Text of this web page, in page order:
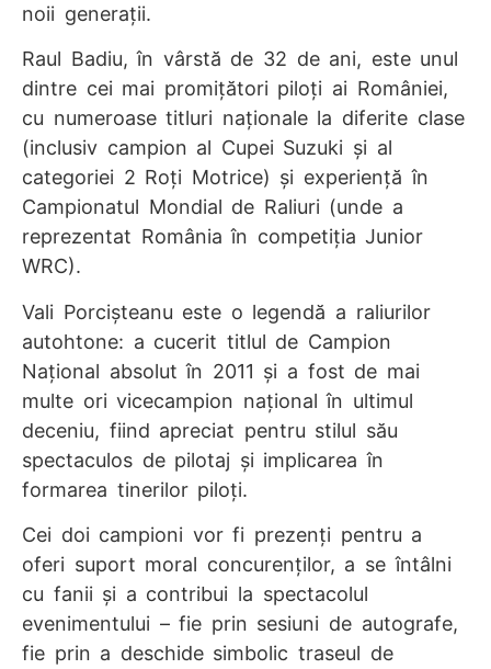
noii generații.
Raul Badiu, în vârstă de 32 de ani, este unul
dintre cei mai promițători piloți ai României,
cu numeroase titluri naționale la diferite clase
(inclusiv campion al Cupei Suzuki și al
categoriei 2 Roți Motrice) și experiență în
Campionatul Mondial de Raliuri (unde a
reprezentat România în competiția Junior
WRC).
Vali Porcișteanu este o legendă a raliurilor
autohtone: a cucerit titlul de Campion
Național absolut în 2011 și a fost de mai
multe ori vicecampion național în ultimul
deceniu, fiind apreciat pentru stilul său
spectaculos de pilotaj și implicarea în
formarea tinerilor piloți.
Cei doi campioni vor fi prezenți pentru a
oferi suport moral concurenților, a se întâlni
cu fanii și a contribui la spectacolul
evenimentului – fie prin sesiuni de autografe,
fie prin a deschide simbolic traseul de